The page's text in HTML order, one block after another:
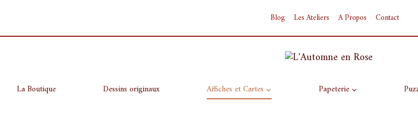
contenu
Blog Les Ateliers A Propos Contact
La Boutique Dessins originaux Affiches et Cartes Papeterie